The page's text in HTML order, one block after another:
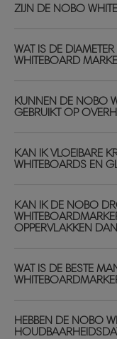
ZIJN DE NOBO
WAT IS DE
WHITEBOARD
KUNNEN DE NOBO
GEBRUIKT OP
KAN IK VLOEIBARE
WHITEBOARDS EN
KAN IK DE NOBO
OPPERVLAKKEN
WAT IS DE BESTE
HEBBEN DE NOBO